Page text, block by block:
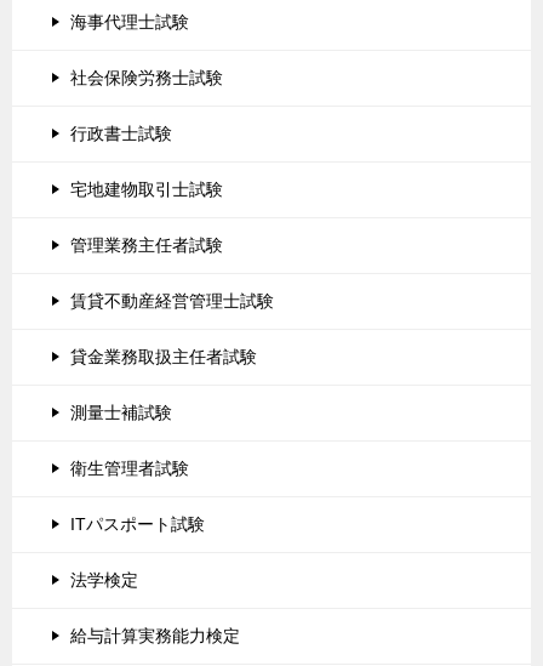
海事代理士試験
社会保険労務士試験
行政書士試験
宅地建物取引士試験
管理業務主任者試験
賃貸不動産経営管理士試験
貸金業務取扱主任者試験
測量士補試験
衛生管理者試験
ITパスポート試験
法学検定
給与計算実務能力検定